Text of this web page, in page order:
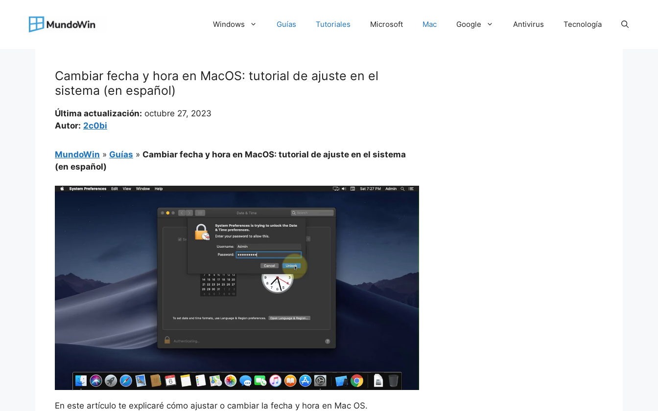
contenido
Windows Guías Tutoriales Microsoft Mac Google Antivirus Tecnología
Cambiar fecha y hora en MacOS: tutorial de ajuste en el
sistema (en español)
Última actualización: octubre 27, 2023
Autor: 2c0bi
MundoWin » Guías » Cambiar fecha y hora en MacOS: tutorial de ajuste en el sistema
(en español)
En este artículo te explicaré cómo ajustar o cambiar la fecha y hora en Mac OS.